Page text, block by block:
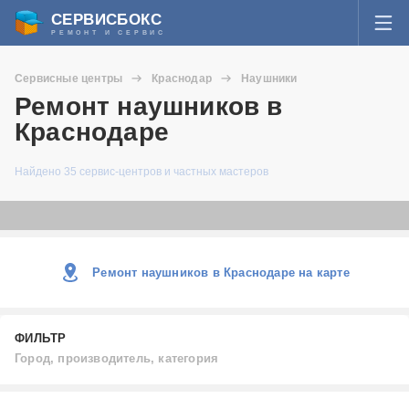
СЕРВИСБОКС
РЕМОНТ И СЕРВИС
Я забыл пароль
СЕРВИСЫ И МАСТЕРА
ЗАДАТЬ ВОПРОС МАСТЕРАМ
Сервисные центры Краснодар Наушники
Ремонт наушников в
Краснодаре
Найдено 35 сервис-центров и частных мастеров
Ремонт наушников в Краснодаре на карте
ФИЛЬТР
Город, производитель, категория